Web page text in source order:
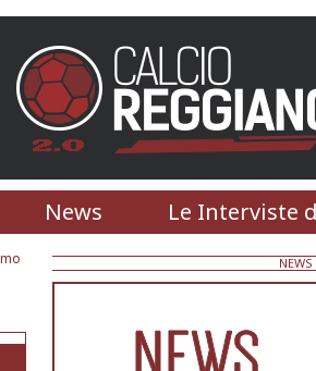
News Le Interviste
NEWS